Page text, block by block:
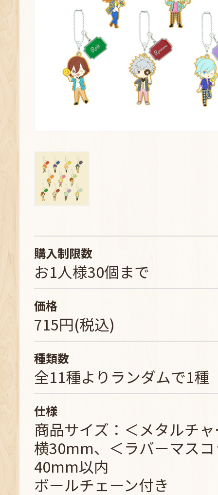
購入制限数
お1人様30個まで
価格
715円(税込)
種類数
全11種よりランダムで1種
仕様
商品サイズ：＜メタルチ
横30mm、＜ラバーマス
40mm以内
ボールチェーン付き